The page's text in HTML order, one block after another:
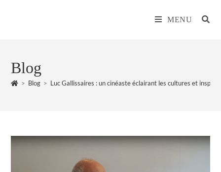
MENU
Blog
> Blog > Luc Gallissaires : un cinéaste éclairant les cultures et